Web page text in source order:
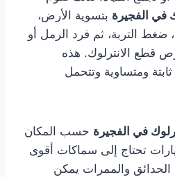
في الفجيرة بتسوية الأرض،
ضغط التربة، ثم فرد الرمل أو
قطع الانترلوك. هذه
ومتساوية وتتحمل
في الفجيرة حسب المكان
تحتاج إلى سماكات أقوى
الحدائق والممرات يمكن